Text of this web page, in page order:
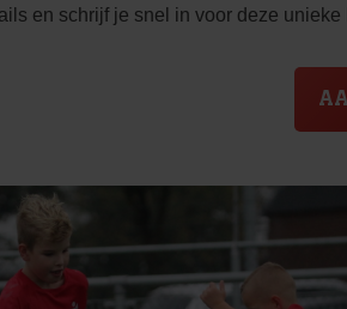
en schrijf je snel in voor deze unieke